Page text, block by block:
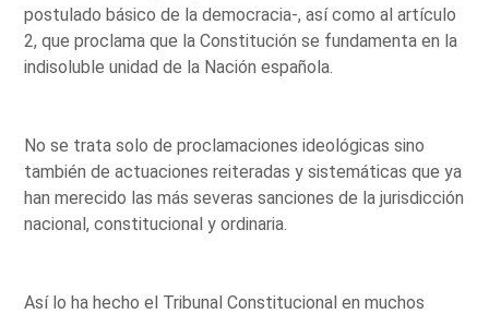
postulado básico de la democracia-, así como al artículo
2, que proclama que la Constitución se fundamenta en la
indisoluble unidad de la Nación española.
No se trata solo de proclamaciones ideológicas sino
también de actuaciones reiteradas y sistemáticas que ya
han merecido las más severas sanciones de la jurisdicción
nacional, constitucional y ordinaria.
Así lo ha hecho el Tribunal Constitucional en muchos